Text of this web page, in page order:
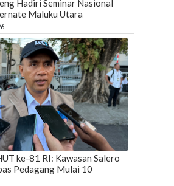
Hadiri Seminar Nasional
Maluku Utara
ke-81 RI: Kawasan Salero
Pedagang Mulai 10